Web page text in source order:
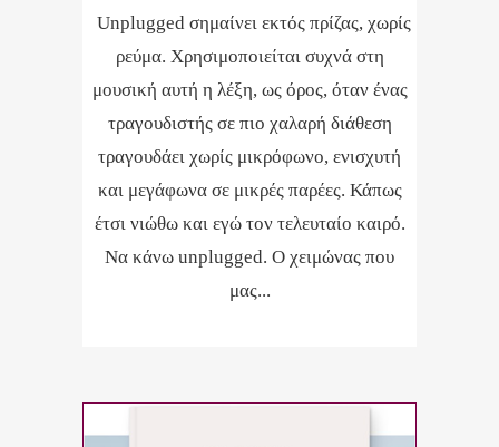
Unplugged σημαίνει εκτός πρίζας, χωρίς
ρεύμα. Χρησιμοποιείται συχνά στη
μουσική αυτή η λέξη, ως όρος, όταν ένας
τραγουδιστής σε πιο χαλαρή διάθεση
τραγουδάει χωρίς μικρόφωνο, ενισχυτή
και μεγάφωνα σε μικρές παρέες. Κάπως
έτσι νιώθω και εγώ τον τελευταίο καιρό.
Να κάνω unplugged. Ο χειμώνας που
μας...